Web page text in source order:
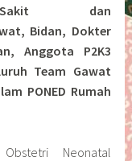
dan
Bidan, Dokter
Anggota P2K3
Team Gawat
PONED Rumah
Neonatal